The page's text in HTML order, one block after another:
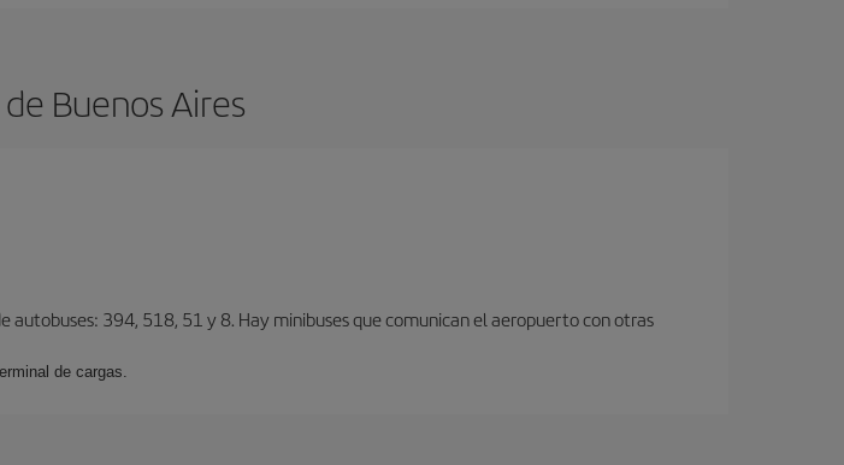
Buenos Aires
394, 518, 51 y 8. Hay minibuses que comunican el aeropuerto con otras
de cargas.